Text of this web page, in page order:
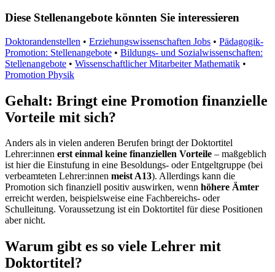
Diese Stellenangebote könnten Sie interessieren
Doktorandenstellen • Erziehungswissenschaften Jobs • Pädagogik-
Promotion: Stellenangebote • Bildungs- und Sozialwissenschaften:
Stellenangebote • Wissenschaftlicher Mitarbeiter Mathematik •
Promotion Physik
Gehalt: Bringt eine Promotion finanzielle
Vorteile mit sich?
Anders als in vielen anderen Berufen bringt der Doktortitel
Lehrer:innen erst einmal keine finanziellen Vorteile – maßgeblich
ist hier die Einstufung in eine Besoldungs- oder Entgeltgruppe (bei
verbeamteten Lehrer:innen meist A13). Allerdings kann die
Promotion sich finanziell positiv auswirken, wenn höhere Ämter
erreicht werden, beispielsweise eine Fachbereichs- oder
Schulleitung. Voraussetzung ist ein Doktortitel für diese Positionen
aber nicht.
Warum gibt es so viele Lehrer mit
Doktortitel?